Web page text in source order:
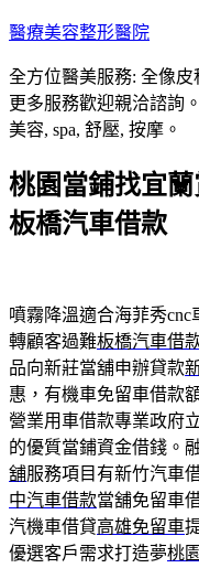
跳
主
要
內
醫療美容整形醫院
全方位醫美服務: 全像皮
更多服務歡迎親洽諮詢
美容, spa, 舒壓, 按摩。
桃園當鋪找宜
板橋汽車借款
噴霧降溫適合海菲秀cnc
轉顧客過難板橋汽車借
品向新莊當舖申辦貸款
惠，有機車免留車借款
營業用車借款專業政府
的優質當鋪資金借錢。
舖服務項目有新竹汽車
中汽車借款當舖免留車
汽機車借貸高雄免留車
優選客戶需求打造夢桃